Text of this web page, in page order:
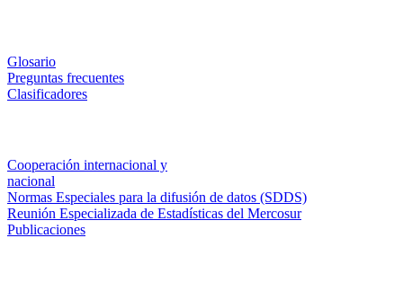
Glosario
Preguntas frecuentes
Clasificadores
Cooperación internacional y
nacional
Normas Especiales para la difusión de datos (SDDS)
Reunión Especializada de Estadísticas del Mercosur
Publicaciones